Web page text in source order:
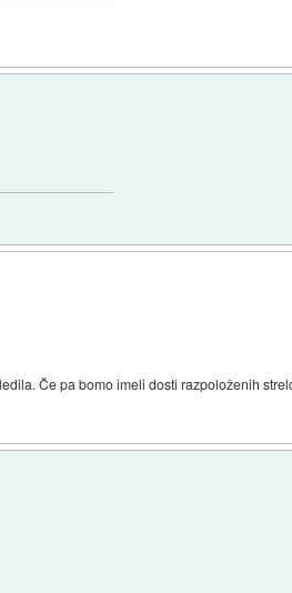
Če pa bomo imeli dosti razpoloženih